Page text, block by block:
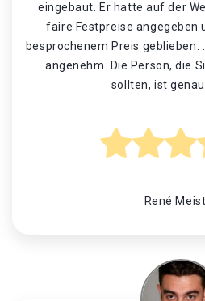
eingebaut. Er hatte auf der
faire Festpreise angegeben
besprochenem Preis
angenehm. Die Person, die
sollten, ist
René